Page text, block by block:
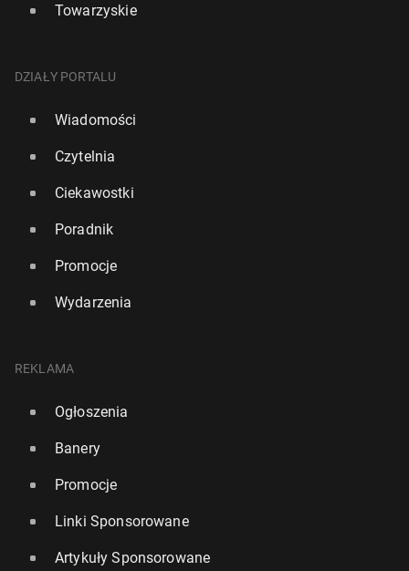
Towarzyskie
DZIAŁY PORTALU
Wiadomości
Czytelnia
Ciekawostki
Poradnik
Promocje
Wydarzenia
REKLAMA
Ogłoszenia
Banery
Promocje
Linki Sponsorowane
Artykuły Sponsorowane